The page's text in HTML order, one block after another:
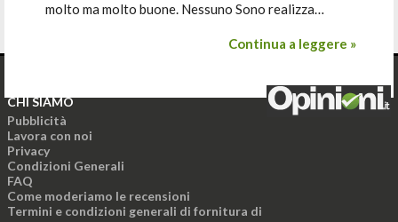
molto ma molto buone. Nessuno Sono realizza…
Continua a leggere »
CHI SIAMO
Pubblicità
Lavora con noi
Privacy
Condizioni Generali
FAQ
Come moderiamo le recensioni
Termini e condizioni generali di fornitura di